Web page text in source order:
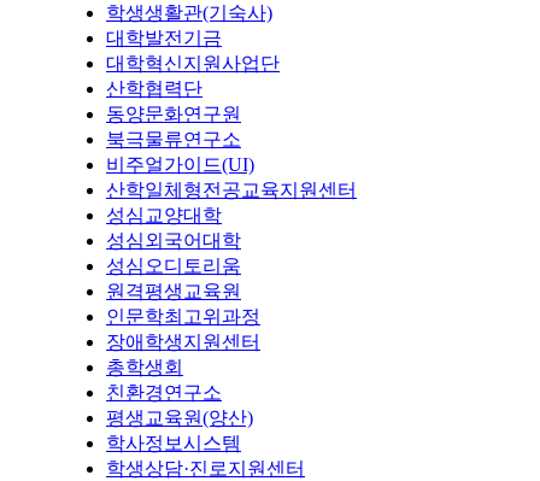
학생생활관(기숙사)
대학발전기금
대학혁신지원사업단
산학협력단
동양문화연구원
북극물류연구소
비주얼가이드(UI)
산학일체형전공교육지원센터
성심교양대학
성심외국어대학
성심오디토리움
원격평생교육원
인문학최고위과정
장애학생지원센터
총학생회
친환경연구소
평생교육원(양산)
학사정보시스템
학생상담·진로지원센터